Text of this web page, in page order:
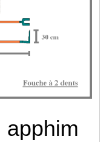
apphim